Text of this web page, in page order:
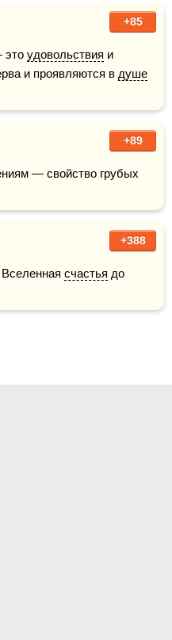
+85
это удовольствия и
и проявляются в душе
+89
+388
счастья до